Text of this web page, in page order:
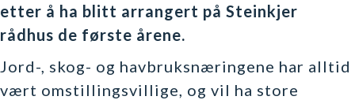
etter å ha blitt arrangert på Steinkjer
rådhus de første årene.
Jord-, skog- og havbruksnæringene har alltid
vært omstillingsvillige, og vil ha store